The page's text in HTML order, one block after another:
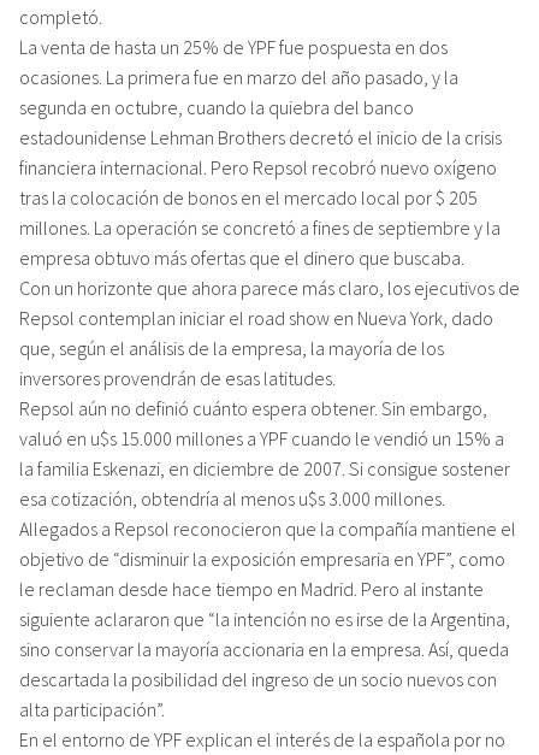
completó.
La venta de hasta un 25% de YPF fue pospuesta en dos
ocasiones. La primera fue en marzo del año pasado, y la
segunda en octubre, cuando la quiebra del banco
estadounidense Lehman Brothers decretó el inicio de la crisis
financiera internacional. Pero Repsol recobró nuevo oxígeno
tras la colocación de bonos en el mercado local por $ 205
millones. La operación se concretó a fines de septiembre y la
empresa obtuvo más ofertas que el dinero que buscaba.
Con un horizonte que ahora parece más claro, los ejecutivos de
Repsol contemplan iniciar el road show en Nueva York, dado
que, según el análisis de la empresa, la mayoría de los
inversores provendrán de esas latitudes.
Repsol aún no definió cuánto espera obtener. Sin embargo,
valuó en u$s 15.000 millones a YPF cuando le vendió un 15% a
la familia Eskenazi, en diciembre de 2007. Si consigue sostener
esa cotización, obtendría al menos u$s 3.000 millones.
Allegados a Repsol reconocieron que la compañía mantiene el
objetivo de “disminuir la exposición empresaria en YPF”, como
le reclaman desde hace tiempo en Madrid. Pero al instante
siguiente aclararon que “la intención no es irse de la Argentina,
sino conservar la mayoría accionaria en la empresa. Así, queda
descartada la posibilidad del ingreso de un socio nuevos con
alta participación”.
En el entorno de YPF explican el interés de la española por no